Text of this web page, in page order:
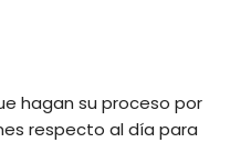
hagan su proceso por
respecto al día para